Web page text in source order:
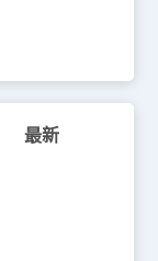
最新